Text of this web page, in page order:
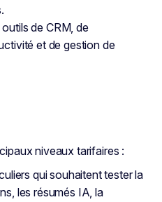
de CRM, de
et de gestion de
niveaux tarifaires :
qui souhaitent tester la
les résumés IA, la